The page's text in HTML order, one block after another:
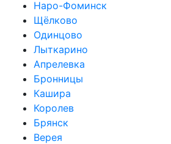
Наро-Фоминск
Щёлково
Одинцово
Лыткарино
Апрелевка
Бронницы
Кашира
Королев
Брянск
Верея